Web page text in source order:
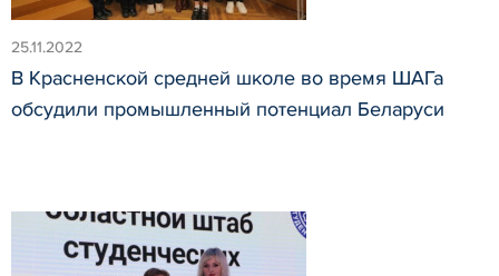
25.11.2022
В Красненской средней школе во время ШАГа
обсудили промышленный потенциал Беларуси